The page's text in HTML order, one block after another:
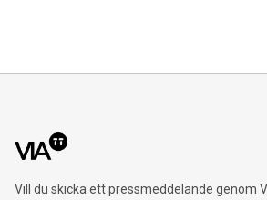
Vill du skicka ett pressmeddelande genom